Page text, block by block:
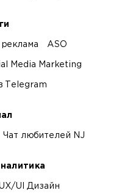
ASO
Media Marketing
Telegram
Чат любителей NJ
UI Дизайн